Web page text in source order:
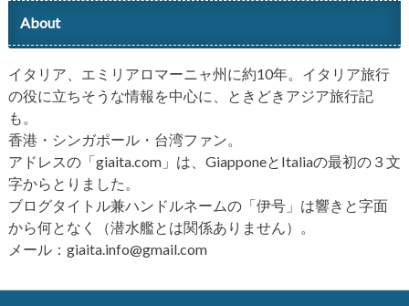
About
イタリア、エミリアロマーニャ州に約10年。イタリア旅行
の役に立ちそうな情報を中心に、ときどきアジア旅行記
も。
香港・シンガポール・台湾ファン。
アドレスの「giaita.com」は、GiapponeとItaliaの最初の３文
字からとりました。
ブログタイトル兼ハンドルネームの「伊号」は響きと字面
から何となく（潜水艦とは関係ありません）。
メール：giaita.info@gmail.com